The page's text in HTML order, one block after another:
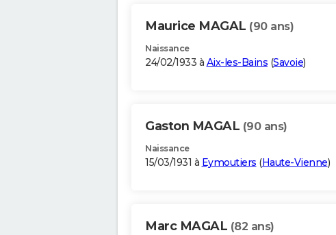
Maurice MAGAL (90 ans)
Naissance
24/02/1933 à Aix-les-Bains (Savoie)
Gaston MAGAL (90 ans)
Naissance
15/03/1931 à Eymoutiers (Haute-Vienne)
Marc MAGAL (82 ans)